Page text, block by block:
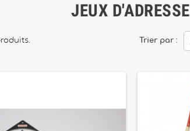
JEUX D'ADRESSE
Trier par :